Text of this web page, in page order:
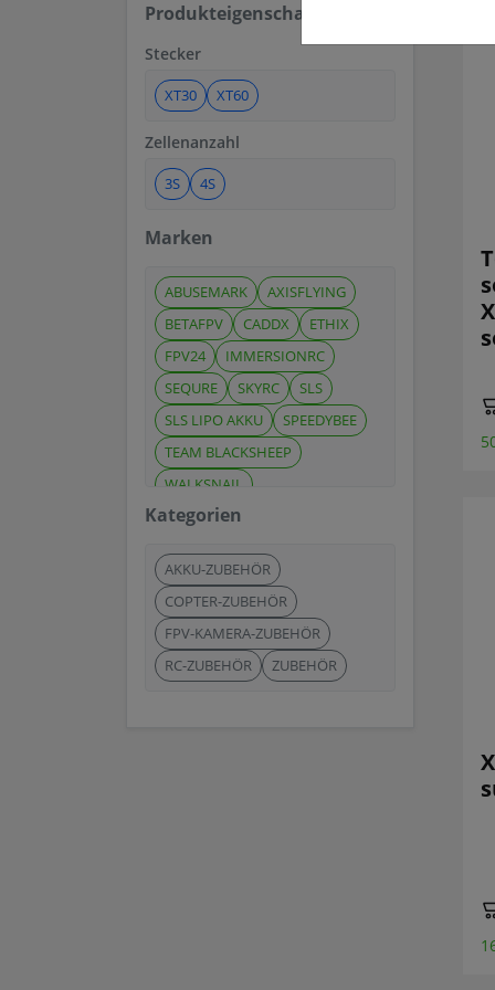
Produkteigenschaften
Stecker
XT30 XT60
Zellenanzahl
3S 4S
Marken
ABUSEMARK
AXISFLYING
BETAFPV
CADDX
ETHIX
FPV24
IMMERSIONRC
SEQURE
SKYRC
SLS
SLS LIPO AKKU
SPEEDYBEE
TEAM BLACKSHEEP
WALKSNAIL
Kategorien
AKKU-ZUBEHÖR
COPTER-ZUBEHÖR
FPV-KAMERA-ZUBEHÖR
RC-ZUBEHÖR
ZUBEHÖR